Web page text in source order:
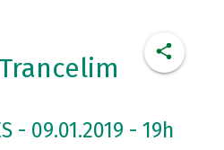
- 09.01.2019 - 19h